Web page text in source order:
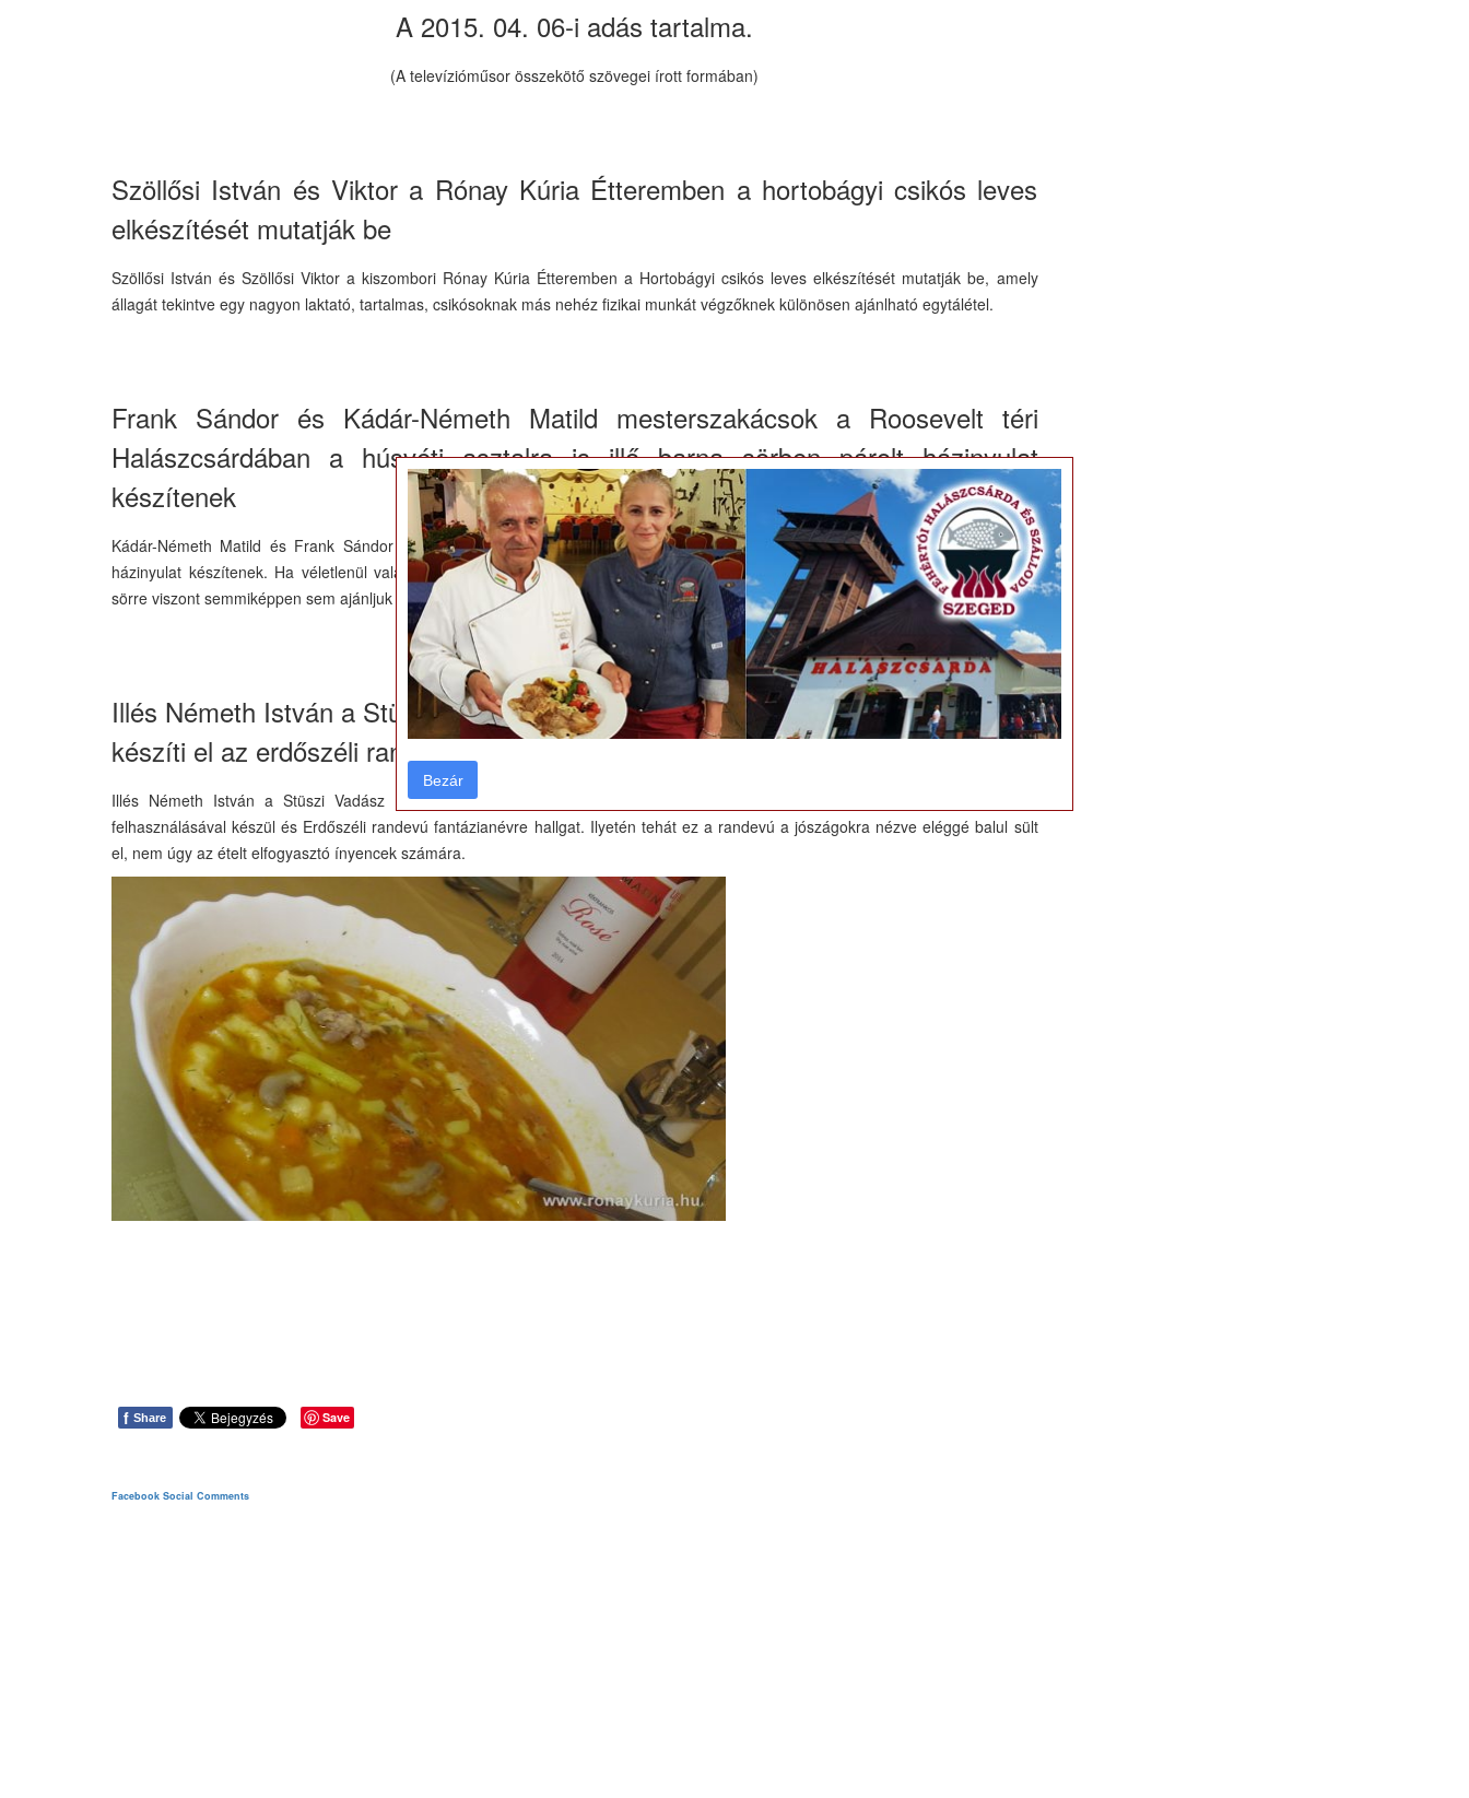
A 2015. 04. 06-i adás tartalma.
(A televízióműsor összekötő szövegei írott formában)
Szöllősi István és Viktor a Rónay Kúria Étteremben a hortobágyi csikós leves
elkészítését mutatják be
Szöllősi István és Szöllősi Viktor a kiszombori Rónay Kúria Étteremben a Hortobágyi csikós leves elkészítését mutatják be, amely
állagát tekintve egy nagyon laktató, tartalmas, csikósoknak más nehéz fizikai munkát végzőknek különösen ajánlható egytálétel.
Frank Sándor és Kádár-Németh Matild mesterszakácsok a Roosevelt téri
Halászcsárdában a húsvéti asztalra is illő barna sörben párolt házinyulat
készítenek
Kádár-Németh Matild és Frank Sándor mesterszakácsok a Roosevelt téri Halászcsárda Dankó Pincéjében barna sörben párolt
házinyulat készítenek. Ha véletlenül valaki idegenkedik a nyúltól, kivételesen indokolt esetben szárnyasokkal is helyettesíthető, a
sörre viszont semmiképpen sem ajánljuk az alkoholmentes, ne adj isten különféle gyümölcssöröket.
Illés Németh István a Stüszi Vadász Étteremben vaddisznó és házi sertéshúsból
készíti el az erdőszéli randevút
Illés Németh István a Stüszi Vadász Étteremben egy olyan receptet mutat be, mely vaddisznó és házi sertéshús együttes
felhasználásával készül és Erdőszéli randevú fantázianévre hallgat. Ilyetén tehát ez a randevú a jószágokra nézve eléggé balul sült
el, nem úgy az ételt elfogyasztó ínyencek számára.
f Share Save
Facebook Social Comments
×
Bezár
Bezár